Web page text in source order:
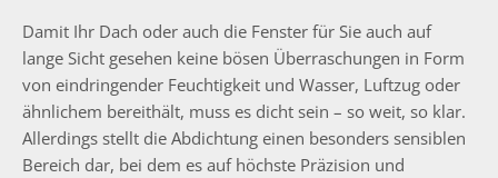
Damit Ihr Dach oder auch die Fenster für Sie auch auf
lange Sicht gesehen keine bösen Überraschungen in Form
von eindringender Feuchtigkeit und Wasser, Luftzug oder
ähnlichem bereithält, muss es dicht sein – so weit, so klar.
Allerdings stellt die Abdichtung einen besonders sensiblen
Bereich dar, bei dem es auf höchste Präzision und